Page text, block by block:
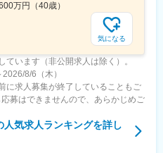
万円（40歳）
気になる
います（非公開求人は除く）。
8/6（木）
に求人募集が終了していることもご
募はできませんので、あらかじめご
人気求人ランキングを詳し